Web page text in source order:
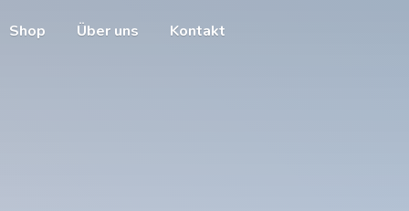
Shop Über uns Kontakt